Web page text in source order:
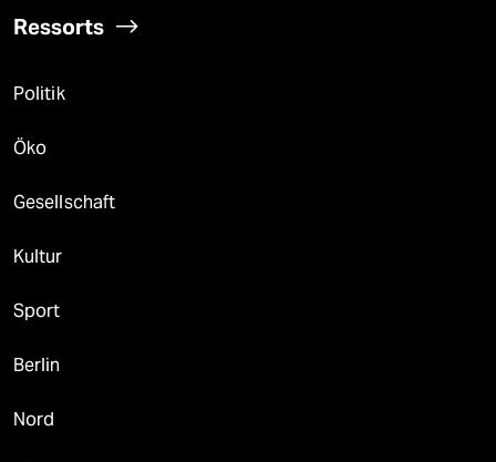
Ressorts
Politik
Öko
Gesellschaft
Kultur
Sport
Berlin
Nord